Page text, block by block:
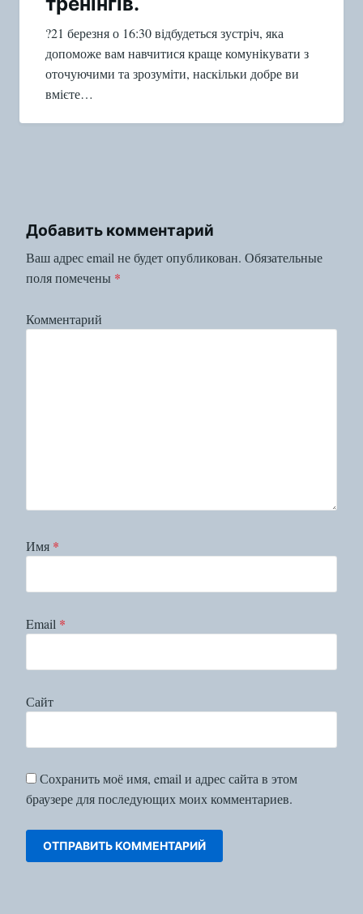
?21 березня о 16:30 відбудеться зустріч, яка
допоможе вам навчитися краще комунікувати з
оточуючими та зрозуміти, наскільки добре ви
вмієте…
Добавить комментарий
Ваш адрес email не будет опубликован. Обязательные
поля помечены *
Комментарий
Имя *
Email *
Сайт
Сохранить моё имя, email и адрес сайта в этом
браузере для последующих моих комментариев.